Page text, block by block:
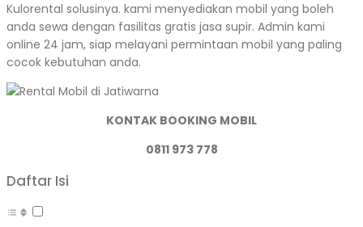
Kulorental solusinya. kami menyediakan mobil yang boleh
anda sewa dengan fasilitas gratis jasa supir. Admin kami
online 24 jam, siap melayani permintaan mobil yang paling
cocok kebutuhan anda.
KONTAK BOOKING MOBIL
0811 973 778
Daftar Isi